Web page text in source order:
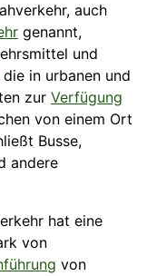
auch
genannt,
und
die in urbanen und
zur Verfügung
von einem Ort
Busse,
andere
hat eine
von
von